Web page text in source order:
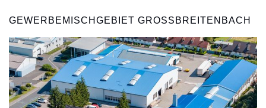
GEWERBEMISCHGEBIET GROSSBREITENBACH